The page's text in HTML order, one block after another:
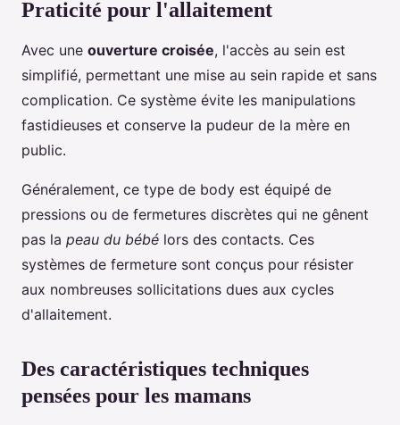
Praticité pour l'allaitement
Avec une ouverture croisée, l'accès au sein est
simplifié, permettant une mise au sein rapide et sans
complication. Ce système évite les manipulations
fastidieuses et conserve la pudeur de la mère en
public.
Généralement, ce type de body est équipé de
pressions ou de fermetures discrètes qui ne gênent
pas la peau du bébé lors des contacts. Ces
systèmes de fermeture sont conçus pour résister
aux nombreuses sollicitations dues aux cycles
d'allaitement.
Des caractéristiques techniques
pensées pour les mamans